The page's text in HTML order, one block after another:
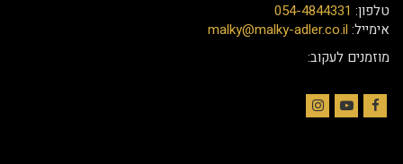
טלפון: 054-4844331
אימייל: malky@malky-adler.co.il
מוזמנים לעקוב: